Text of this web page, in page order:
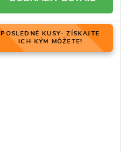
POSLEDNÉ KUSY- ZÍSKAJTE
ICH KÝM MÔŽETE!